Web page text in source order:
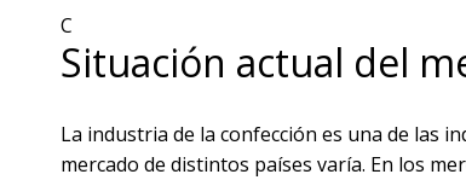
C
Situación actual del
La industria de la confección es una de las
mercado de distintos países varía. En los